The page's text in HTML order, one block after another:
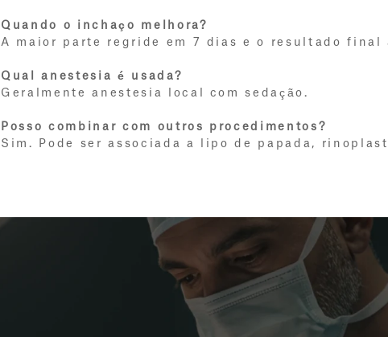
Quando o inchaço melhora?
A maior parte regride em 7 dias e o resultado final
Qual anestesia é usada?
Geralmente anestesia local com sedação.
Posso combinar com outros procedimentos?
Sim. Pode ser associada a lipo de papada,